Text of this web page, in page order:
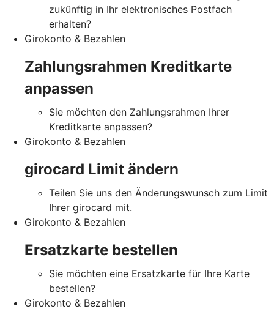
zukünftig in Ihr elektronisches Postfach
erhalten?
Girokonto & Bezahlen
Zahlungsrahmen Kreditkarte
anpassen
Sie möchten den Zahlungsrahmen Ihrer
Kreditkarte anpassen?
Girokonto & Bezahlen
girocard Limit ändern
Teilen Sie uns den Änderungswunsch zum Limit
Ihrer girocard mit.
Girokonto & Bezahlen
Ersatzkarte bestellen
Sie möchten eine Ersatzkarte für Ihre Karte
bestellen?
Girokonto & Bezahlen